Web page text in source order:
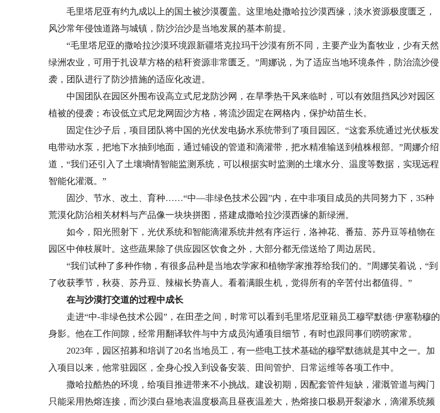
毛里塔尼亚有约九成以上的国土被沙漠覆盖。这里地处撒哈拉沙漠西缘，淡水资源极度匮乏，
风沙常年侵蚀道路与城镇，防沙治沙是当地发展的基本前提。
“毛里塔尼亚的撒哈拉沙漠环境跟新疆塔克拉玛干沙漠有所不同，主要产业为畜牧业，少有天然
绿洲农业，可用于扎设草方格的秸秆资源非常匮乏。”周娜说，为了适应当地环境条件，防治流沙侵
袭，团队进行了防沙措施的适应化改进。
中国团队在园区外围布设高立式尼龙防沙网，在旱季热干风来临时，可以有效阻挡风沙对园区
植被的侵袭；布设低立式尼龙网固沙方格，将流沙固定在网格内，保护幼苗生长。
固定住沙子后，项目团队将中国的光伏发电扬水系统带到了项目园区。“这套系统通过光伏板发
电带动水泵，把地下水抽到地面，通过铺设的管道和滴灌带，把水精准输送到植株根部。”周娜介绍
道，“我们还引入了土壤墒情智能监测系统，可以根据实时监测的土壤水分、温度等数据，实现远程
智能化灌溉。”
固沙、节水、改土、育种……“中—非绿色技术公园”内，在中非项目成员的共同努力下，35种
荒漠化防治相关材料与产品像一块块拼图，搭建成撒哈拉沙漠西缘的新绿洲。
如今，阳光照射下，光伏系统和智能滴灌系统井然有序运行，洛神花、番茄、苏丹豆等植物在
园区中伸枝展叶。这些蔬果除了供应园区饮食之外，大部分都无偿送给了周边居民。
“我们试种了多种作物，有很多品种是当地农学家和植物学家推荐给我们的。”周娜笑着说，“到
了收获季节，秋葵、苏丹豆、辣椒长势喜人。看着满眼生机，觉得所有的辛苦付出都值得。”
在与沙漠打交道的过程中成长
走进“中-非绿色技术公园”，在田垄之间，时常可以看到毛里塔尼亚籍员工穆罕默德·伊塞勒穆的
身影。他在工作间隙，经常用翻译软件与中方成员沟通项目细节，有时也跟同事们唠唠家常。
2023年，园区招募和培训了20名当地员工，有一些电工技术基础的穆罕默德就是其中之一。加
入项目以来，他常驻园区，全身心投入到设备安装、田间管护、日常运维等各项工作中。
撒哈拉酷热的环境，给项目推进带来不小挑战。建设初期，因配套管件短缺，灌溉管道与阀门
只能采用热熔连接，而沙漠白昼地表温度极高且昼夜温差大，热熔接口极易开裂渗水，滴灌系统频